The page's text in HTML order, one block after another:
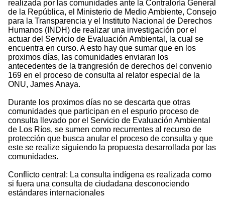
realizada por las comunidades ante la Contraloría General
de la República, el Ministerio de Medio Ambiente, Consejo
para la Transparencia y el Instituto Nacional de Derechos
Humanos (INDH) de realizar una investigación por el
actuar del Servicio de Evaluación Ambiental, la cual se
encuentra en curso. A esto hay que sumar que en los
proximos días, las comunidades enviaran los
antecedentes de la trangresión de derechos del convenio
169 en el proceso de consulta al relator especial de la
ONU, James Anaya.
Durante los proximos días no se descarta que otras
comunidades que participan en el espurio proceso de
consulta llevado por el Servicio de Evaluación Ambiental
de Los Ríos, se sumen como recurrentes al recurso de
protección que busca anular el proceso de consulta y que
este se realize siguiendo la propuesta desarrollada por las
comunidades.
Conflicto central: La consulta indígena es realizada como
si fuera una consulta de ciudadana desconociendo
estándares internacionales